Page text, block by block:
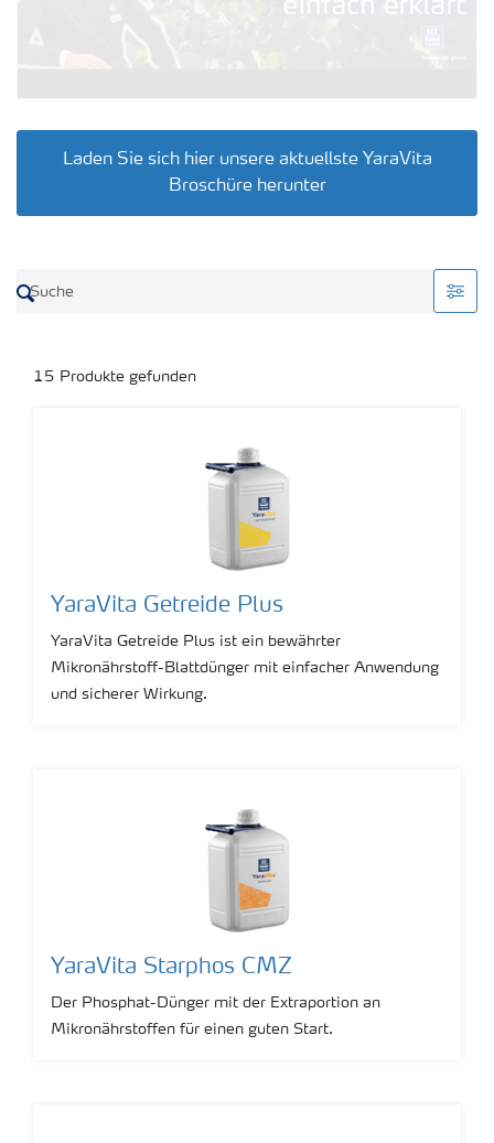
Zeit zu wechseln
Laden Sie sich hier unsere aktuellste YaraVita
Broschüre herunter
15 Produkte gefunden
YaraVita Getreide Plus
YaraVita Getreide Plus ist ein bewährter
Mikronährstoff-Blattdünger mit einfacher Anwendung
und sicherer Wirkung.
YaraVita Starphos CMZ
Der Phosphat-Dünger mit der Extraportion an
Mikronährstoffen für einen guten Start.